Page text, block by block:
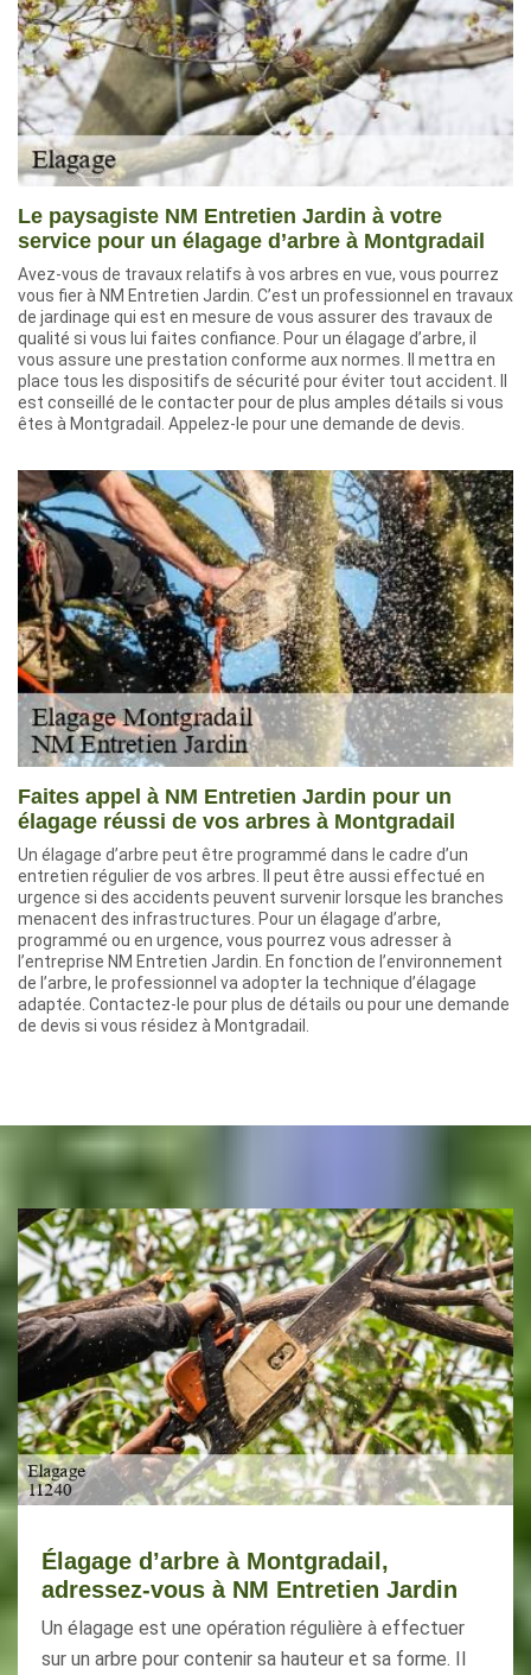
Le paysagiste NM Entretien Jardin à votre
service pour un élagage d’arbre à Montgradail
Avez-vous de travaux relatifs à vos arbres en vue, vous pourrez
vous fier à NM Entretien Jardin. C’est un professionnel en travaux
de jardinage qui est en mesure de vous assurer des travaux de
qualité si vous lui faites confiance. Pour un élagage d’arbre, il
vous assure une prestation conforme aux normes. Il mettra en
place tous les dispositifs de sécurité pour éviter tout accident. Il
est conseillé de le contacter pour de plus amples détails si vous
êtes à Montgradail. Appelez-le pour une demande de devis.
Faites appel à NM Entretien Jardin pour un
élagage réussi de vos arbres à Montgradail
Un élagage d’arbre peut être programmé dans le cadre d’un
entretien régulier de vos arbres. Il peut être aussi effectué en
urgence si des accidents peuvent survenir lorsque les branches
menacent des infrastructures. Pour un élagage d’arbre,
programmé ou en urgence, vous pourrez vous adresser à
l’entreprise NM Entretien Jardin. En fonction de l’environnement
de l’arbre, le professionnel va adopter la technique d’élagage
adaptée. Contactez-le pour plus de détails ou pour une demande
de devis si vous résidez à Montgradail.
Élagage d’arbre à Montgradail,
adressez-vous à NM Entretien Jardin
Un élagage est une opération régulière à effectuer
sur un arbre pour contenir sa hauteur et sa forme. Il